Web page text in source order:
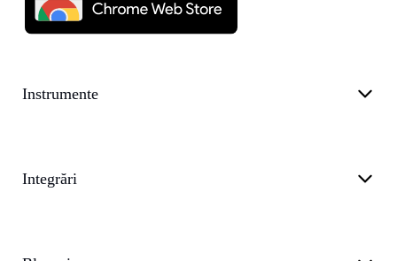
Instrumente
Integrări